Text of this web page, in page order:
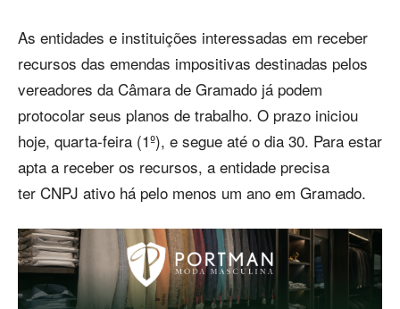
As entidades e instituições interessadas em receber
recursos das emendas impositivas destinadas pelos
vereadores da Câmara de Gramado já podem
protocolar seus planos de trabalho. O prazo iniciou
hoje, quarta-feira (1º), e segue até o dia 30. Para estar
apta a receber os recursos, a entidade precisa
ter CNPJ ativo há pelo menos um ano em Gramado.